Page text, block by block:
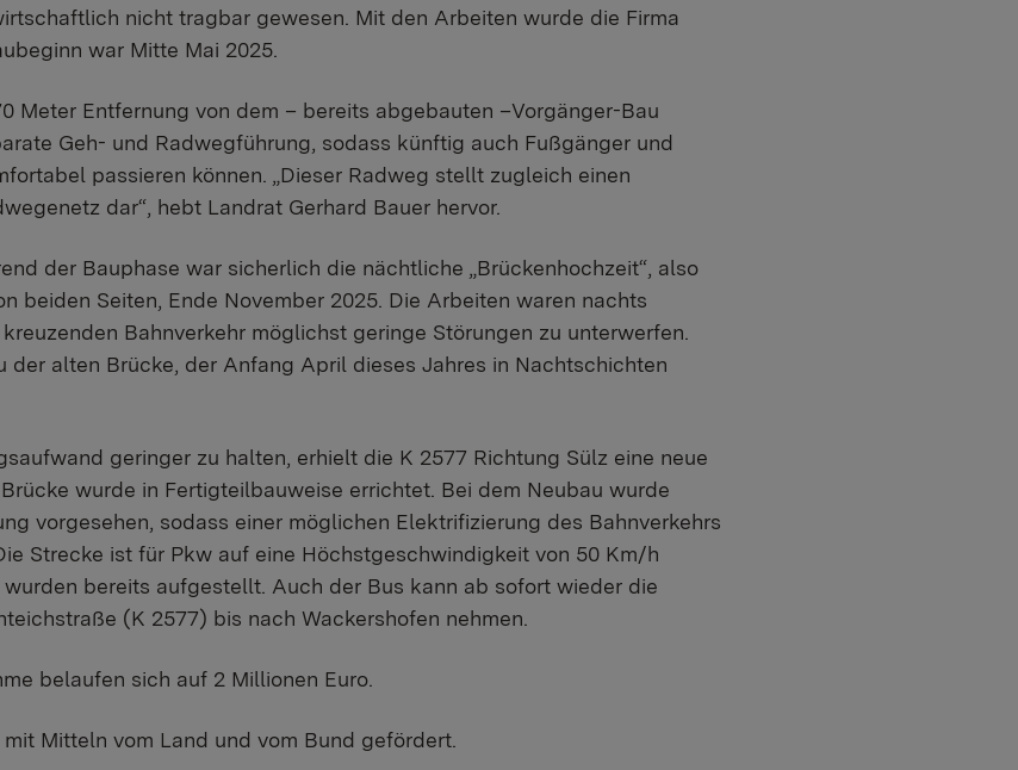
nicht tragbar gewesen. Mit den Arbeiten wurde die Firma
war Mitte Mai 2025.
Meter Entfernung von dem – bereits abgebauten –Vorgänger-Bau
Geh- und Radwegführung, sodass künftig auch Fußgänger und
passieren können. „Dieser Radweg stellt zugleich einen
dar“, hebt Landrat Gerhard Bauer hervor.
der Bauphase war sicherlich die nächtliche „Brückenhochzeit“, also
beiden Seiten, Ende November 2025. Die Arbeiten waren nachts
Bahnverkehr möglichst geringe Störungen zu unterwerfen.
der alten Brücke, der Anfang April dieses Jahres in Nachtschichten
geringer zu halten, erhielt die K 2577 Richtung Sülz eine neue
wurde in Fertigteilbauweise errichtet. Bei dem Neubau wurde
vorgesehen, sodass einer möglichen Elektrifizierung des Bahnverkehrs
Strecke ist für Pkw auf eine Höchstgeschwindigkeit von 50 Km/h
bereits aufgestellt. Auch der Bus kann ab sofort wieder die
(K 2577) bis nach Wackershofen nehmen.
belaufen sich auf 2 Millionen Euro.
Mitteln vom Land und vom Bund gefördert.